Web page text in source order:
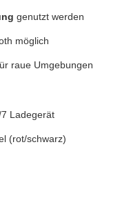
genutzt werden
möglich
raue Umgebungen
Ladegerät
(rot/schwarz)